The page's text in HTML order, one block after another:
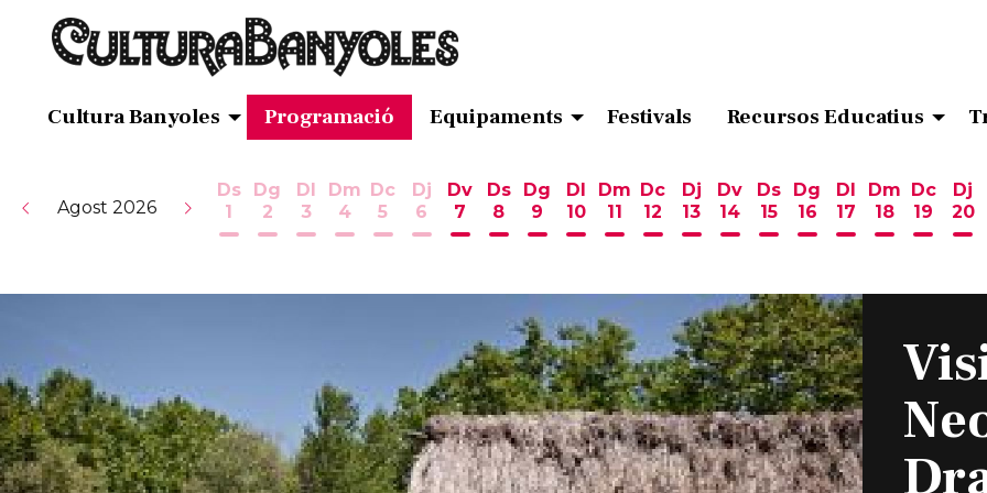
Cultura Banyoles Programació Equipaments Festivals Recursos Educatius
Agost 2026
Ds
1
Dissabte 1 d'agost
Dg
2
Diumenge 2 d'agost
Dl
3
Dilluns 3 d'agost
Dm
4
Dimarts 4 d'agost
Dc
5
Dimecres 5 d'agost
Dj
6
Dijous 6 d'agost
Dv
7
Divendres 7 d'agost
Ds
8
Dissabte 8 d'agost
Dg
9
Diumenge 9 d'agost
Dl
10
Dilluns 10 d'agost
Dm
11
Dimarts 11 d'agost
Dc
12
Dimecres 12 d'agost
Dj
13
Dijous 13 d'agost
Dv
14
Divendres 14 d'agost
Ds
15
Dissabte 15 d'agost
Dg
16
Diumenge 16
Dl
17
Dilluns 17
Dm
18
Dimarts 18
Dc
19
Dj
20